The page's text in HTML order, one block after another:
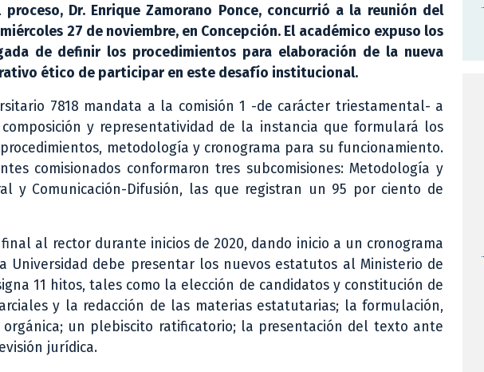
Dr. Enrique Zamorano Ponce, concurrió a la reunión del
27 de noviembre, en Concepción. El académico expuso los
de definir los procedimientos para elaboración de la nueva
ético de participar en este desafío institucional.
7818 mandata a la comisión 1 -de carácter triestamental- a
y representatividad de la instancia que formulará los
metodología y cronograma para su funcionamiento.
comisionados conformaron tres subcomisiones: Metodología y
y Comunicación-Difusión, las que registran un 95 por ciento de
al rector durante inicios de 2020, dando inicio a un cronograma
Universidad debe presentar los nuevos estatutos al Ministerio de
11 hitos, tales como la elección de candidatos y constitución de
y la redacción de las materias estatutarias; la formulación,
un plebiscito ratificatorio; la presentación del texto ante
jurídica.